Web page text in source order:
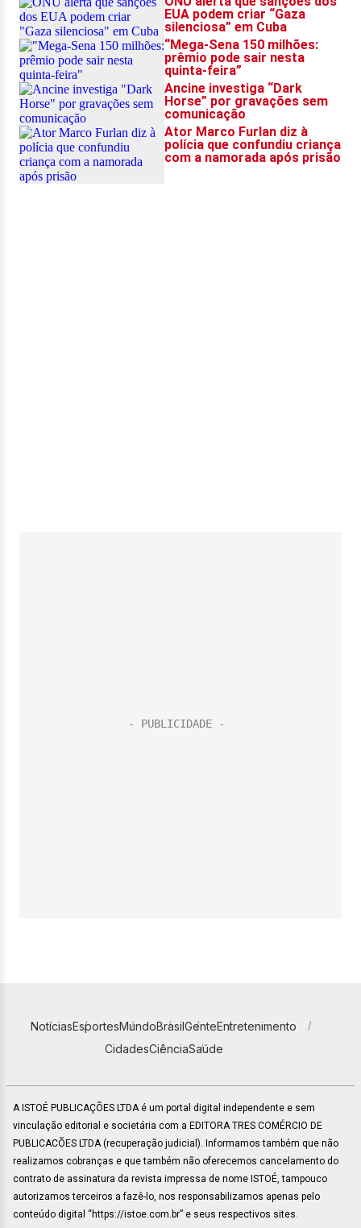
NotíciasEsportesMundoBrasilGenteEntretenimento
CidadesCiênciaSaúde
A ISTOÉ PUBLICAÇÕES LTDA é um portal digital independente e sem
vinculação editorial e societária com a EDITORA TRES COMÉRCIO DE
PUBLICACÕES LTDA (recuperação judicial). Informamos também que não
realizamos cobranças e que também não oferecemos cancelamento do
contrato de assinatura da revista impressa de nome ISTOÉ, tampouco
autorizamos terceiros a fazê-lo, nos responsabilizamos apenas pelo
conteúdo digital “https://istoe.com.br” e seus respectivos sites.